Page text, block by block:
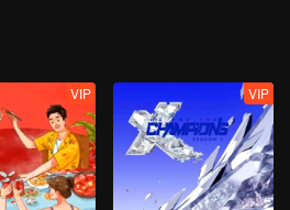
VIP VIP